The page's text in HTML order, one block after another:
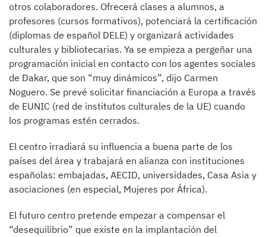
otros colaboradores. Ofrecerá clases a alumnos, a
profesores (cursos formativos), potenciará la certificación
(diplomas de español DELE) y organizará actividades
culturales y bibliotecarias. Ya se empieza a pergeñar una
programación inicial en contacto con los agentes sociales
de Dakar, que son “muy dinámicos”, dijo Carmen
Noguero. Se prevé solicitar financiación a Europa a través
de EUNIC (red de institutos culturales de la UE) cuando
los programas estén cerrados.
El centro irradiará su influencia a buena parte de los
países del área y trabajará en alianza con instituciones
españolas: embajadas, AECID, universidades, Casa Asia y
asociaciones (en especial, Mujeres por África).
El futuro centro pretende empezar a compensar el
“desequilibrio” que existe en la implantación del